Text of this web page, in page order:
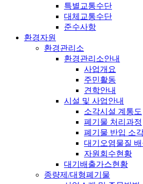
특별교통수단
대체교통수단
준수사항
환경자원
환경관리소
환경관리소안내
사업개요
주민활동
견학안내
시설 및 사업안내
소각시설 계통도
폐기물 처리과정
폐기물 반입 소
대기오염물질
자원회수현황
대기배출가스현황
종량제/대형폐기물